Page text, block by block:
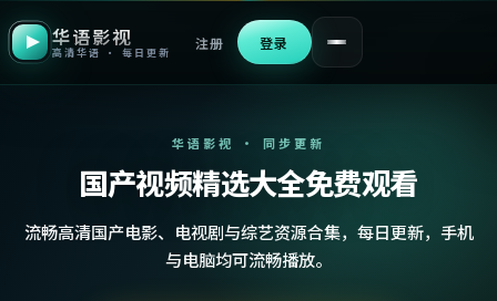
华语影视
高清华语 · 每日更新
注册 登录
华语影视 · 同步更新
国产视频精选大全免费观看
流畅高清国产电影、电视剧与综艺资源合集，每日更新，手机
与电脑均可流畅播放。